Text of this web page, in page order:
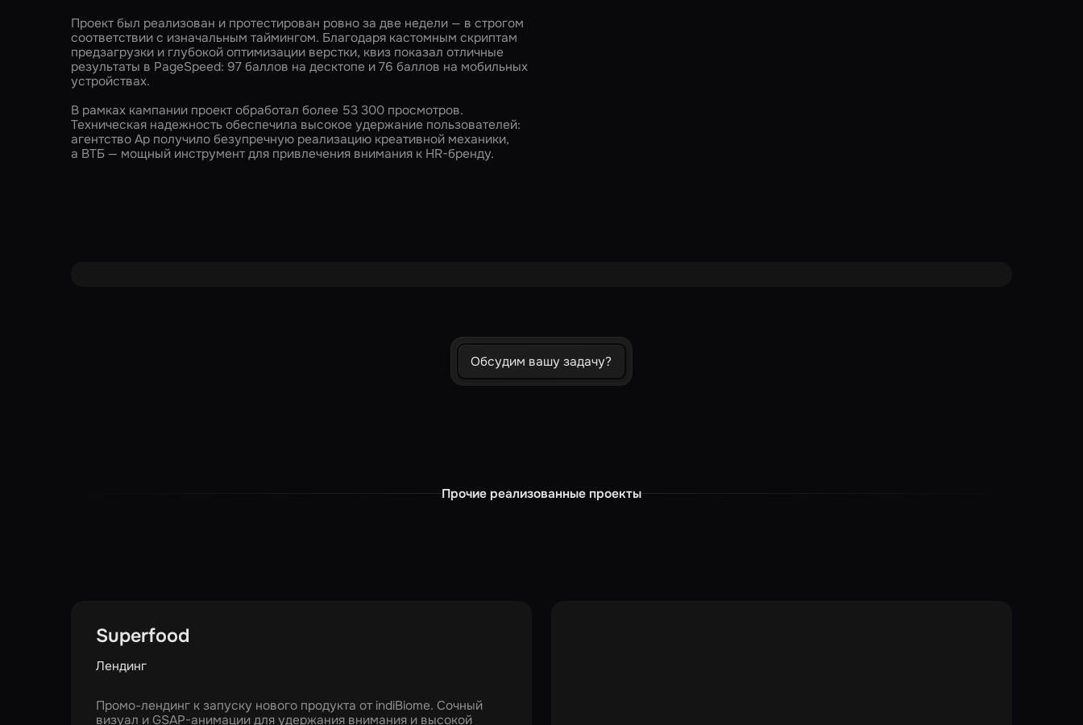
Проект был реализован и протестирован ровно за две недели — в строгом
соответствии с изначальным таймингом. Благодаря кастомным скриптам
предзагрузки и глубокой оптимизации верстки, квиз показал отличные
результаты в PageSpeed: 97 баллов на десктопе и 76 баллов на мобильных
устройствах.
В рамках кампании проект обработал более 53 300 просмотров.
Техническая надежность обеспечила высокое удержание пользователей:
агентство Ар получило безупречную реализацию креативной механики,
а ВТБ — мощный инструмент для привлечения внимания к HR-бренду.
Обсудим вашу задачу?
Прочие реализованные проекты
Superfood
Лендинг
Промо-лендинг к запуску нового продукта от indiBiome. Сочный
визуал и GSAP-анимации для удержания внимания и высокой